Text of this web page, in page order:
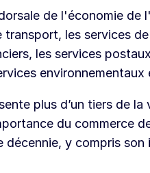
de l'économie de
les services
les services
environnementaux
plus d’un tiers de
du commerce
décennie, y compris